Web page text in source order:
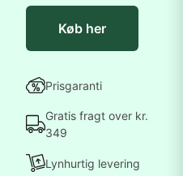
Køb her
Prisgaranti
Gratis fragt over kr.
349
Lynhurtig levering